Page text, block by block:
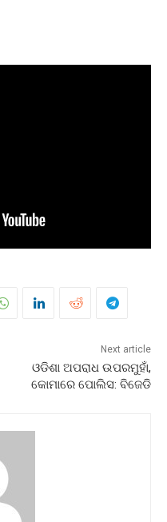
Next article
ଓଡିଶା ଅପରାଧ ଉପରମୁହାଁ,
କୋମାରେ ପୋଲିସ: ବିଜେଡି